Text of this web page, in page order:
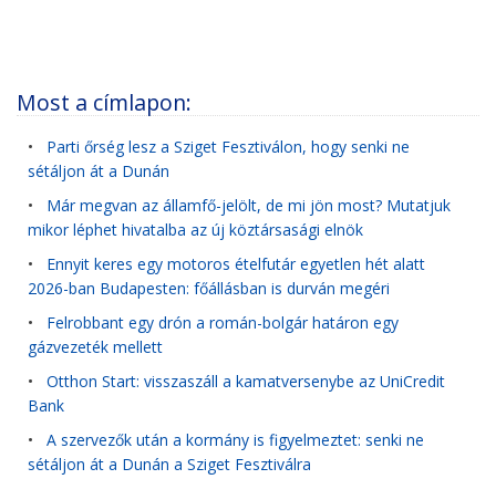
Most a címlapon:
• Parti őrség lesz a Sziget Fesztiválon, hogy senki ne
sétáljon át a Dunán
• Már megvan az államfő-jelölt, de mi jön most? Mutatjuk
mikor léphet hivatalba az új köztársasági elnök
• Ennyit keres egy motoros ételfutár egyetlen hét alatt
2026-ban Budapesten: főállásban is durván megéri
• Felrobbant egy drón a román-bolgár határon egy
gázvezeték mellett
• Otthon Start: visszaszáll a kamatversenybe az UniCredit
Bank
• A szervezők után a kormány is figyelmeztet: senki ne
sétáljon át a Dunán a Sziget Fesztiválra